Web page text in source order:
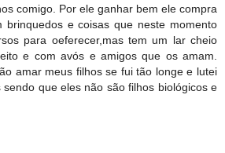
comigo. Por ele ganhar bem ele compra
brinquedos e coisas que neste momento
para oeferecer,mas tem um lar cheio
e com avós e amigos que os amam.
amar meus filhos se fui tão longe e lutei
que eles não são filhos biológicos e